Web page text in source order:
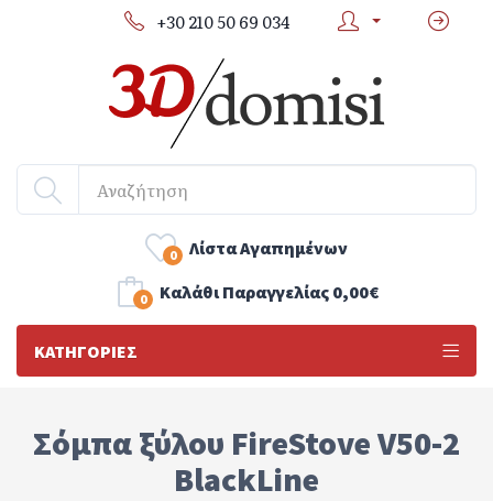
+30 210 50 69 034
0 Λίστα Αγαπημένων
0 Kαλάθι Παραγγελίας 0,00€
ΚΑΤΗΓΟΡΊΕΣ
Σόμπα ξύλου FireStove V50-2
BlackLine